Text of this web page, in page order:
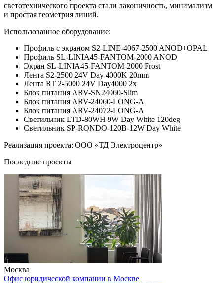
светотехнического проекта стали лаконичность, минимализм
и простая геометрия линий.
Использованное оборудование:
Профиль с экраном S2-LINE-4067-2500 ANOD+OPAL
Профиль SL-LINIA45-FANTOM-2000 ANOD
Экран SL-LINIA45-FANTOM-2000 Frost
Лента S2-2500 24V Day 4000K 20mm
Лента RT 2-5000 24V Day4000 2x
Блок питания ARV-SN24060-Slim
Блок питания ARV-24060-LONG-A
Блок питания ARV-24072-LONG-A
Светильник LTD-80WH 9W Day White 120deg
Светильник SP-RONDO-120B-12W Day White
Реализация проекта: ООО «ТД Электроцентр»
Последние проекты
Москва
Офис юридической компании в Москве